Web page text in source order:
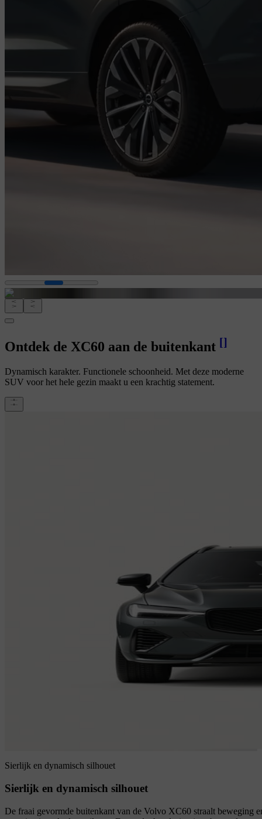
Ontdek de XC60 aan de buitenkant []
Dynamisch karakter. Functionele schoonheid. Met deze moderne
SUV voor het hele gezin maakt u een krachtig statement.
Sierlijk en dynamisch silhouet
Sierlijk en dynamisch silhouet
De fraai gevormde buitenkant van de Volvo XC60 straalt beweging